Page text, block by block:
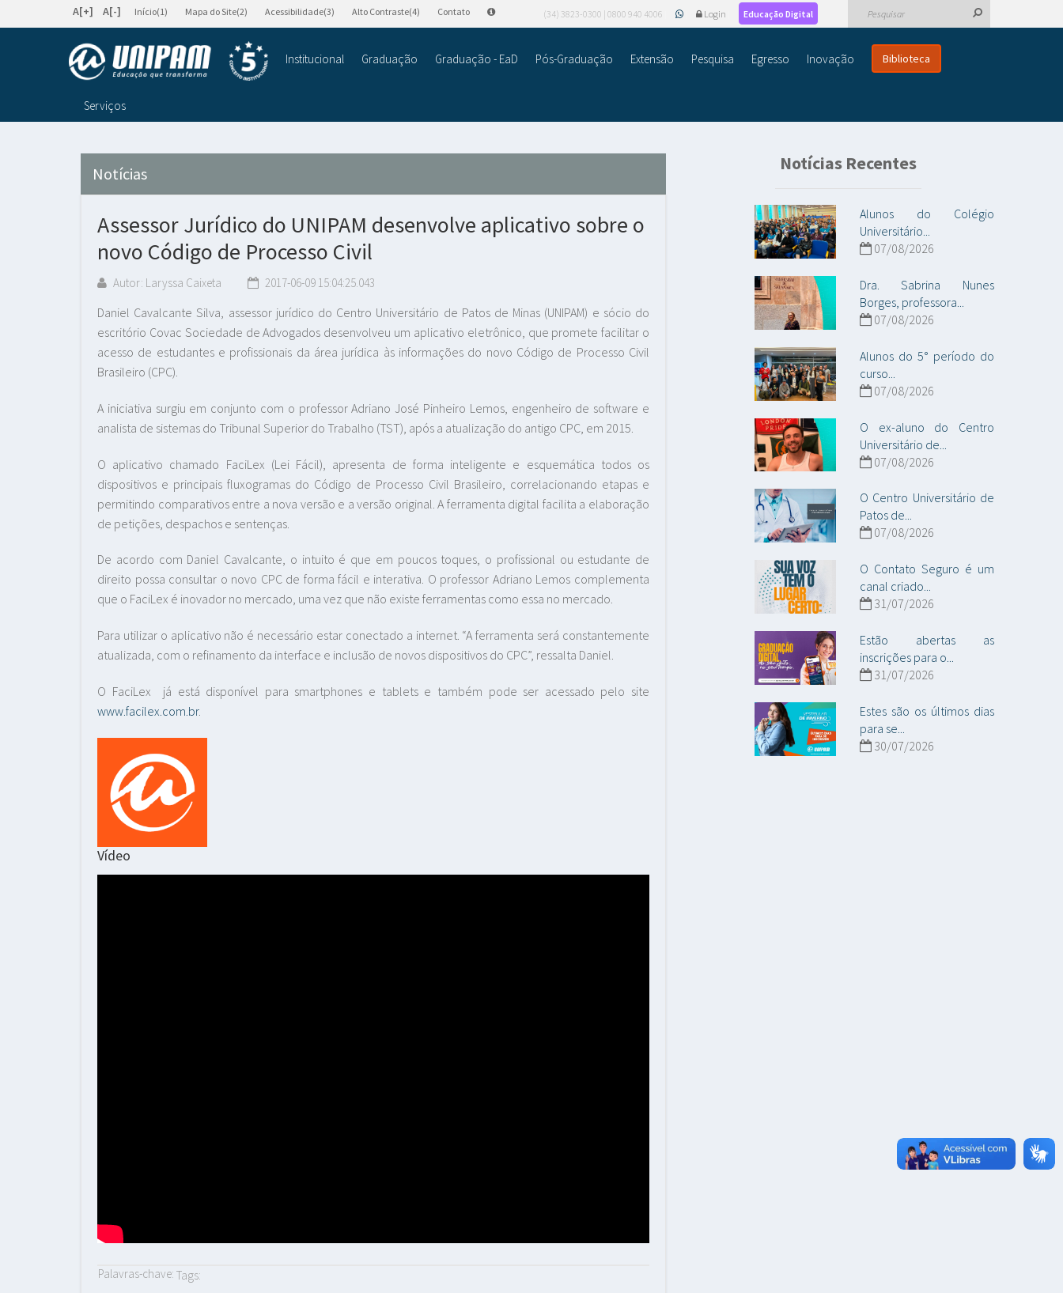
A[+] A[-] Início(1) Mapa do Site(2) Acessibilidade(3) Alto Contraste(4) Contato (34) 3823-0300 | 0800 940 4006 Login Educação Digital
Institucional Graduação Graduação - EaD Pós-Graduação Extensão Pesquisa Egresso Inovação Biblioteca
Serviços
Notícias
Assessor Jurídico do UNIPAM desenvolve aplicativo sobre o
novo Código de Processo Civil
Autor: Laryssa Caixeta 2017-06-09 15:04:25.043
Daniel Cavalcante Silva, assessor jurídico do Centro Universitário de Patos de Minas (UNIPAM) e sócio do
escritório Covac Sociedade de Advogados desenvolveu um aplicativo eletrônico, que promete facilitar o
acesso de estudantes e profissionais da área jurídica às informações do novo Código de Processo Civil
Brasileiro (CPC).
A iniciativa surgiu em conjunto com o professor Adriano José Pinheiro Lemos, engenheiro de software e
analista de sistemas do Tribunal Superior do Trabalho (TST), após a atualização do antigo CPC, em 2015.
O aplicativo chamado FaciLex (Lei Fácil), apresenta de forma inteligente e esquemática todos os
dispositivos e principais fluxogramas do Código de Processo Civil Brasileiro, correlacionando etapas e
permitindo comparativos entre a nova versão e a versão original. A ferramenta digital facilita a elaboração
de petições, despachos e sentenças.
De acordo com Daniel Cavalcante, o intuito é que em poucos toques, o profissional ou estudante de
direito possa consultar o novo CPC de forma fácil e interativa. O professor Adriano Lemos complementa
que o FaciLex é inovador no mercado, uma vez que não existe ferramentas como essa no mercado.
Para utilizar o aplicativo não é necessário estar conectado a internet. “A ferramenta será constantemente
atualizada, com o refinamento da interface e inclusão de novos dispositivos do CPC”, ressalta Daniel.
O FaciLex já está disponível para smartphones e tablets e também pode ser acessado pelo site
www.facilex.com.br.
Vídeo
Palavras-chave: Tags:
Notícias Recentes
Alunos do Colégio
Universitário...
07/08/2026
Dra. Sabrina Nunes
Borges, professora...
07/08/2026
Alunos do 5° período do
curso...
07/08/2026
O ex-aluno do Centro
Universitário de...
07/08/2026
O Centro Universitário de
Patos de...
07/08/2026
O Contato Seguro é um
canal criado...
31/07/2026
Estão abertas as
inscrições para o...
31/07/2026
Estes são os últimos dias
para se...
30/07/2026